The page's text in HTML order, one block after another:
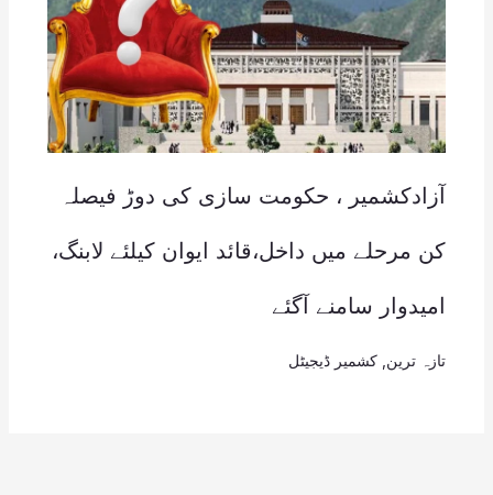
آزادکشمیر ، حکومت سازی کی دوڑ فیصلہ
کن مرحلے میں داخل،قائد ایوان کیلئے لابنگ،
امیدوار سامنے آگئے
تازہ ترین کشمیر ڈیجیٹل